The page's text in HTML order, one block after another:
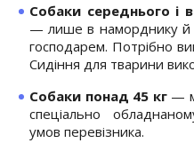
Собаки середнього і
— лише в наморднику й
господарем. Потрібно
Сидіння для тварини
Собаки понад 45 кг—
спеціально
умов перевізника.